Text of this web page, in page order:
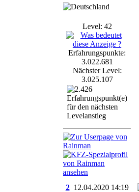
Level: 42
Erfahrungspunkte:
3.022.681
Nächster Level:
3.025.107
2 12.04.2020 14:19